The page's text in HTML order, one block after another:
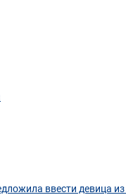
ввести девица из